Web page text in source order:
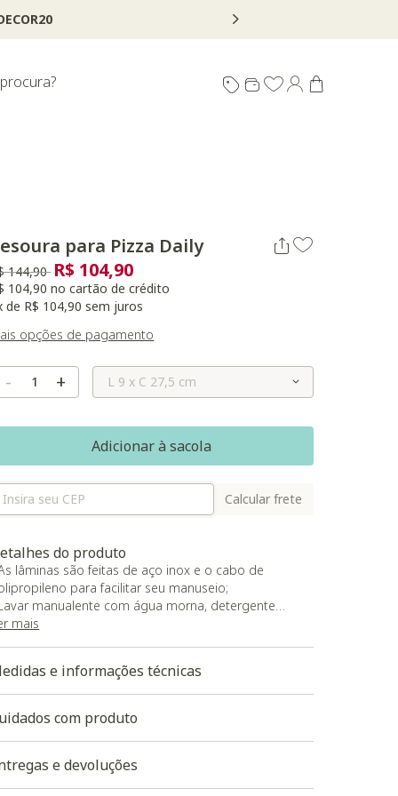
para Pizza Daily
reduzido de
144,90 para
R$ 104,90
104,90 no cartão de crédito
de R$ 104,90 sem juros
opções de pagamento
- + Selecione o Tamanho
Adicionar à sacola
Calcular frete
do produto
lâminas são feitas de aço inox e o cabo de
para facilitar seu manuseio;
manualente com água morna, detergente
e esponja macia.
mais
e informações técnicas
com produto
e devoluções